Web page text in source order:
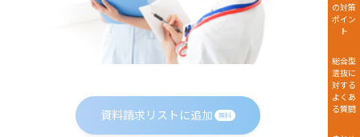
資料請求リストに追加 無料
の対策
ポイン
ト
総合型
選抜に
対する
よくあ
る質問